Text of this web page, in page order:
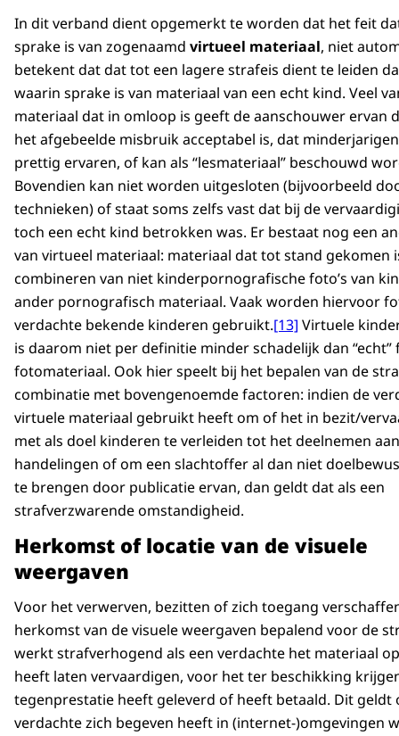
In dit verband dient opgemerkt te worden dat het feit
sprake is van zogenaamd virtueel materiaal, niet
betekent dat dat tot een lagere strafeis dient te leiden
waarin sprake is van materiaal van een echt kind. Veel
materiaal dat in omloop is geeft de aanschouwer ervan
het afgebeelde misbruik acceptabel is, dat
prettig ervaren, of kan als “lesmateriaal” beschouwd
Bovendien kan niet worden uitgesloten (bijvoorbeeld
technieken) of staat soms zelfs vast dat bij de
toch een echt kind betrokken was. Er bestaat nog een
van virtueel materiaal: materiaal dat tot stand gekomen
combineren van niet kinderpornografische foto’s van
ander pornografisch materiaal. Vaak worden hiervoor
verdachte bekende kinderen gebruikt.[13] Virtuele
is daarom niet per definitie minder schadelijk dan “echt”
fotomateriaal. Ook hier speelt bij het bepalen van de
combinatie met bovengenoemde factoren: indien de
virtuele materiaal gebruikt heeft om of het in bezit/
met als doel kinderen te verleiden tot het deelnemen
handelingen of om een slachtoffer al dan niet
te brengen door publicatie ervan, dan geldt dat als een
strafverzwarende omstandigheid.
Herkomst of locatie van de visuele
weergaven
Voor het verwerven, bezitten of zich toegang
herkomst van de visuele weergaven bepalend voor de
werkt strafverhogend als een verdachte het materiaal
heeft laten vervaardigen, voor het ter beschikking
tegenprestatie heeft geleverd of heeft betaald. Dit geldt
verdachte zich begeven heeft in (internet-)omgevingen